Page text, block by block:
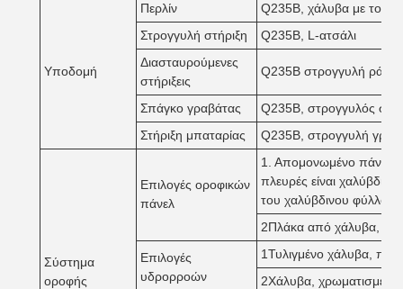
Υποδομή
Περλίν
Q235B, χάλυβα με τομή
Στρογγυλή στήριξη
Q235B, L-ατσάλι
Διασταυρούμενες
στήριξεις
Q235B στρογγυλή
Σπάγκο γραβάτας
Q235B, στρογγυλός
Στήριξη μπαταρίας
Q235B, στρογγυλή
Σύστημα
οροφής
Επιλογές οροφικών
πάνελ
1. Απομονωμένο πάνελ
πλευρές είναι
του χαλύβδινου
2Πλάκα από χάλυβα,
Επιλογές
υδρορροών
1Τυλιγμένο χάλυβα,
2Χάλυβα,